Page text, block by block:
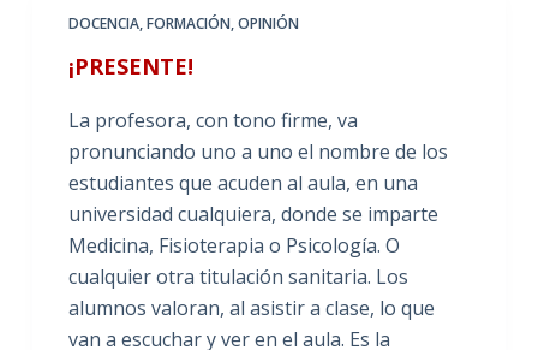
DOCENCIA,FORMACIÓN,OPINIÓN
¡PRESENTE!
La profesora, con tono firme, va
pronunciando uno a uno el nombre de los
estudiantes que acuden al aula, en una
universidad cualquiera, donde se imparte
Medicina, Fisioterapia o Psicología. O
cualquier otra titulación sanitaria. Los
alumnos valoran, al asistir a clase, lo que
van a escuchar y ver en el aula. Es la